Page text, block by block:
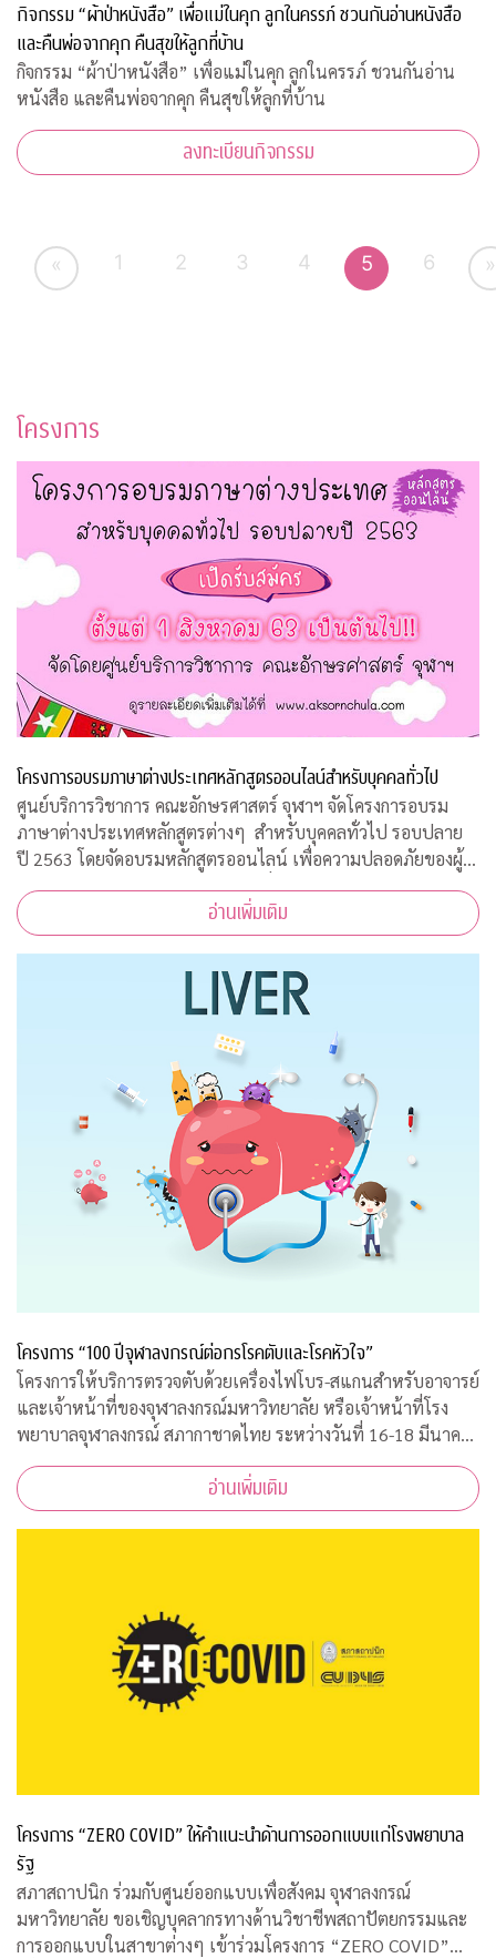
กิจกรรม “ผ้าป่าหนังสือ” เพื่อแม่ในคุก ลูกในครรภ์ ชวนกันอ่านหนังสือ
และคืนพ่อจากคุก คืนสุขให้ลูกที่บ้าน
กิจกรรม “ผ้าป่าหนังสือ” เพื่อแม่ในคุก ลูกในครรภ์ ชวนกันอ่าน
หนังสือ และคืนพ่อจากคุก คืนสุขให้ลูกที่บ้าน
ลงทะเบียนกิจกรรม
« 1 2 3 4 5 6 »
โครงการ
โครงการอบรมภาษาต่างประเทศหลักสูตรออนไลน์สำหรับบุคคลทั่วไป
ศูนย์บริการวิชาการ คณะอักษรศาสตร์ จุฬาฯ จัดโครงการอบรม
ภาษาต่างประเทศหลักสูตรต่างๆ สำหรับบุคคลทั่วไป รอบปลาย
ปี 2563 โดยจัดอบรมหลักสูตรออนไลน์ เพื่อความปลอดภัยของผู้
สอนและผู้เข้าร่วมการอบรมทุกคนเนื่องจากสถานการณ์โควิด-19
ทำให้ไม่สามารถจัดอบรมในห้องเรียนรูป
อ่านเพิ่มเติม
โครงการ “100 ปีจุฬาลงกรณ์ต่อกรโรคตับและโรคหัวใจ”
โครงการให้บริการตรวจตับด้วยเครื่องไฟโบร-สแกนสำหรับอาจารย์
และเจ้าหน้าที่ของจุฬาลงกรณ์มหาวิทยาลัย หรือเจ้าหน้าที่โรง
พยาบาลจุฬาลงกรณ์ สภากาชาดไทย ระหว่างวันที่ 16-18 มีนาคม
2563 เวลา 08.00-15.00 ณ ฝ่ายธนาคารเลือด ชั้น 3B อาคารภูมิสิ
ริมังคลานุสรณ์ รพ.จุฬาลงกรอ่านเพิ่มเติม
โครงการ “ZERO COVID” ให้คำแนะนำด้านการออกแบบแก่โรงพยาบาล
รัฐ
สภาสถาปนิก ร่วมกับศูนย์ออกแบบเพื่อสังคม จุฬาลงกรณ์
มหาวิทยาลัย ขอเชิญบุคลากรทางด้านวิชาชีพสถาปัตยกรรมและ
การออกแบบในสาขาต่างๆ เข้าร่วมโครงการ “ZERO COVID”